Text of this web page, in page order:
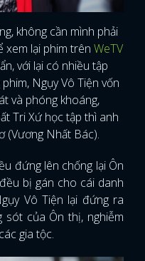
không cần mình phải
xem lại phim trên WeTV
với lại có nhiều tập
Ngụy Vô Tiện vốn
và phóng khoáng,
Tri Xứ học tập thì anh
(Vương Nhất Bác).
đứng lên chống lại Ôn
bị gán cho cái danh
Vô Tiện lại đứng ra
sót của Ôn thị, nghiễm
gia tộc.